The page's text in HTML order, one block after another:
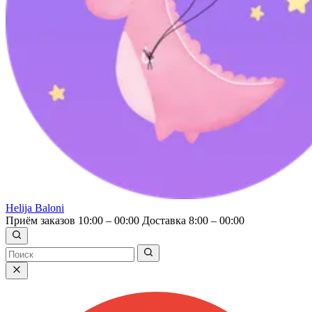
Helija Baloni
Приём заказов 10:00 – 00:00 Доставка 8:00 – 00:00